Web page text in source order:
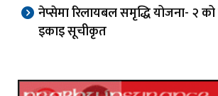
नेप्सेमा रिलायबल समृद्धि योजना- २
इकाइ सूचीकृत